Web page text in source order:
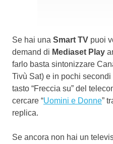
Se hai una Smart TV puoi
demand di Mediaset Play
farlo basta sintonizzare
Tivù Sat) e in pochi secondi
tasto “Freccia su” del
cercare “Uomini e Donne”
replica.
Se ancora non hai un